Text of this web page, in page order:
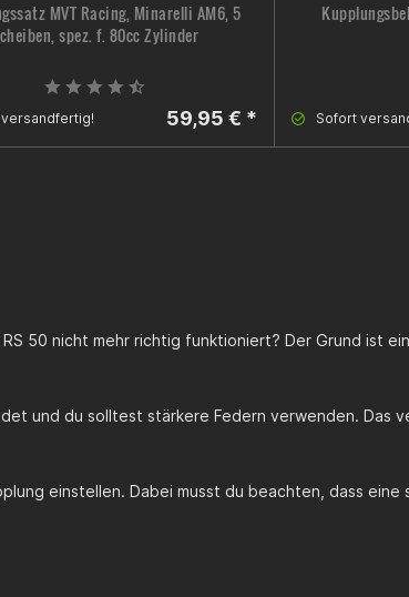
MVT Racing, Minarelli AM6, 5
spez. f. 80cc Zylinder
59,95 € * Sofort
50 nicht mehr richtig funktioniert? Der Grund ist
und du solltest stärkere Federn verwenden. Das
einstellen. Dabei musst du beachten, dass eine